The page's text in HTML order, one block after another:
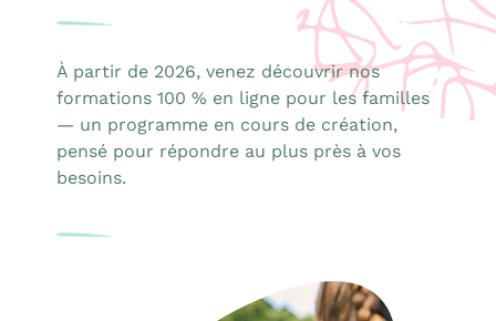
À partir de 2026, venez découvrir nos
formations 100 % en ligne pour les familles
— un programme en cours de création,
pensé pour répondre au plus près à vos
besoins.